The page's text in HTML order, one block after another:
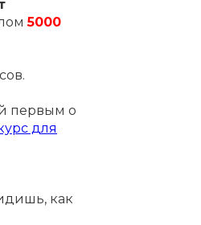
5000
первым о
для
как